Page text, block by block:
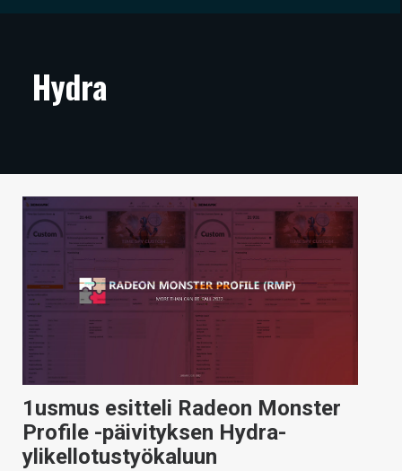
ARTIKKELIT
TECHBBS
TIETOA
HINTA.FI
KAUPPA
VAIHDA TEEMA
HAKU
Hydra
1usmus esitteli Radeon Monster
Profile -päivityksen Hydra-
ylikellotustyökaluun